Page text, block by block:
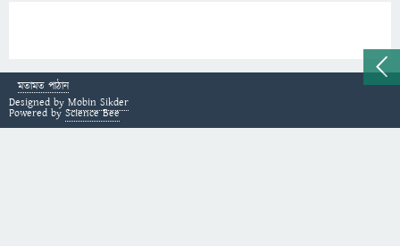
মতামত পাঠান
Designed by Mobin Sikder
Powered by Science Bee